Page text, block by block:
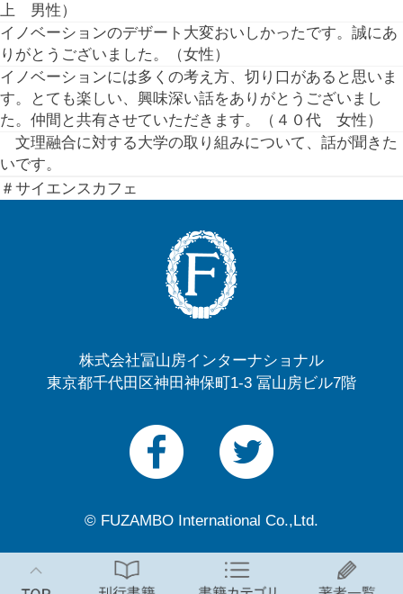
上 男性）
イノベーションのデザート大変おいしかったです。誠にあ
りがとうございました。（女性）
イノベーションには多くの考え方、切り口があると思いま
す。とても楽しい、興味深い話をありがとうございまし
た。仲間と共有させていただきます。（４０代 女性）
文理融合に対する大学の取り組みについて、話が聞きた
いです。
＃サイエンスカフェ
株式会社冨山房インターナショナル
東京都千代田区神田神保町1-3 冨山房ビル7階
© FUZAMBO International Co.,Ltd.